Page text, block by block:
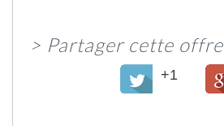
> Partager cette offre
+1